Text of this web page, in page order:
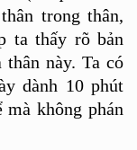
ân trong thân,
ta thấy rõ bản
thân này. Ta có
dành 10 phút
mà không phán